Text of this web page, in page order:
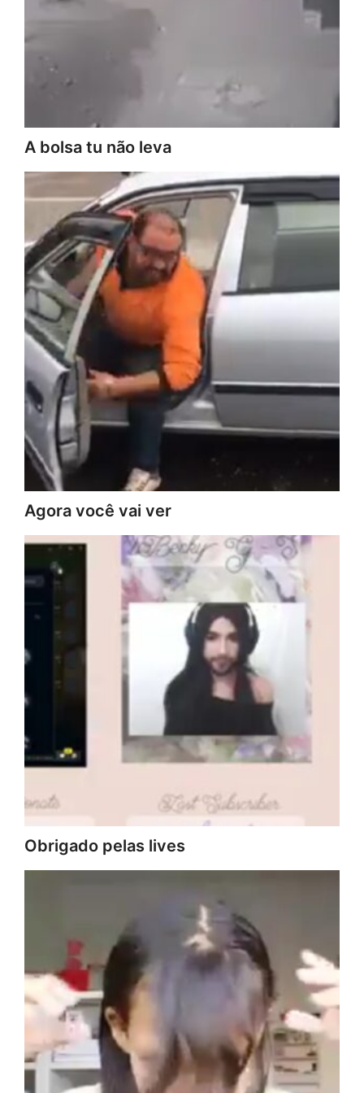
A bolsa tu não leva
Agora você vai ver
Obrigado pelas lives